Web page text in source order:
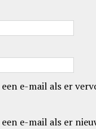
e-mail als er
e-mail als er